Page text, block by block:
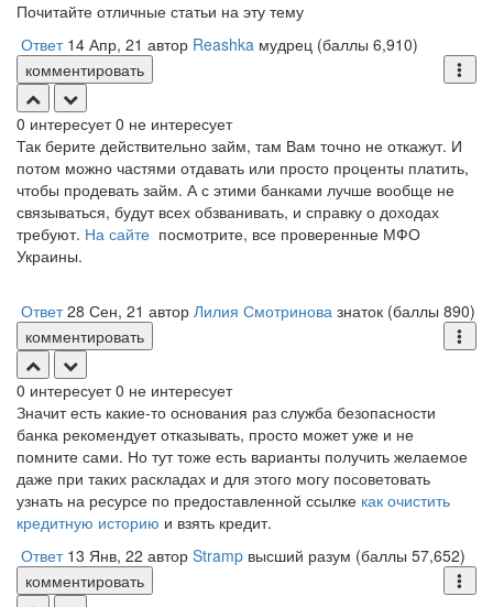
Почитайте отличные статьи на эту тему
Ответ 14 Апр, 21 автор Reashka мудрец (баллы 6,910)
комментировать
0 интересует 0 не интересует
Так берите действительно займ, там Вам точно не откажут. И
потом можно частями отдавать или просто проценты платить,
чтобы продевать займ. А с этими банками лучше вообще не
связываться, будут всех обзванивать, и справку о доходах
требуют. На сайте посмотрите, все проверенные МФО
Украины.
Ответ 28 Сен, 21 автор Лилия Смотринова знаток (баллы 890)
комментировать
0 интересует 0 не интересует
Значит есть какие-то основания раз служба безопасности
банка рекомендует отказывать, просто может уже и не
помните сами. Но тут тоже есть варианты получить желаемое
даже при таких раскладах и для этого могу посоветовать
узнать на ресурсе по предоставленной ссылке как очистить
кредитную историю и взять кредит.
Ответ 13 Янв, 22 автор Stramp высший разум (баллы 57,652)
комментировать